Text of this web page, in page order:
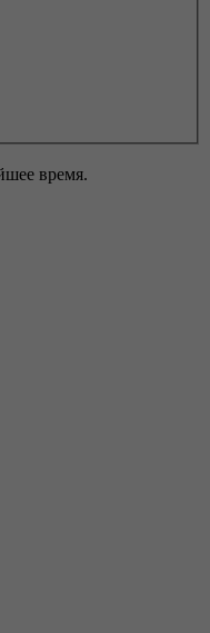
время.